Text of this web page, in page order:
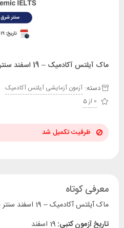
ماک آیلتس آکادمیک – 19 اسفند سنتر شرق
دسته: آزمون آزمایشی آیلتس آکادمیک
0 از 5
ظرفیت تکمیل شد
معرفی کوتاه
ماک آیلتس آکادمیک – 19 اسفند سنتر شرق
تاریخ آزمون کتبی: 19 اسفند